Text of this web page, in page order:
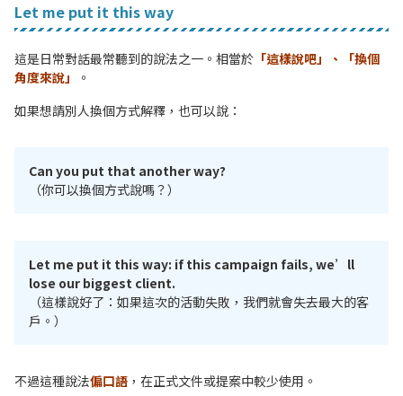
Let me put it this way
這是日常對話最常聽到的說法之一。 相當於 「這樣說吧」、「換個
角度來說」
。
如果想請別人換個方式解釋，也可以說：
Can you put that another way?
（你可以換個方式說嗎？）
Let me put it this way: if this campaign fails, we’ll
lose our biggest client.
（這樣說好了：如果這次的活動失敗，我們就會失去最大的客
戶。）
不過這種說法偏口語 ，在正式文件或提案中較少使用。